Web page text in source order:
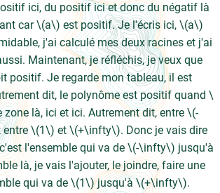
ici, du positif ici et donc du négatif là
car \(a\) est positif. Je l'écris ici, \(a\)
j'ai calculé mes deux racines et j'ai
Maintenant, je réfléchis, je veux que
positif. Je regarde mon tableau, il est
dit, le polynôme est positif quand \
là, ici et ici. Autrement dit, entre \(-
\(1\) et \(+\infty\). Donc je vais dire
l'ensemble qui va de \(-\infty\) jusqu'à
là, je vais l'ajouter, le joindre, faire une
qui va de \(1\) jusqu'à \(+\infty\).